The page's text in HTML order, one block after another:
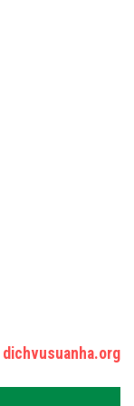
dichvusuanha.org